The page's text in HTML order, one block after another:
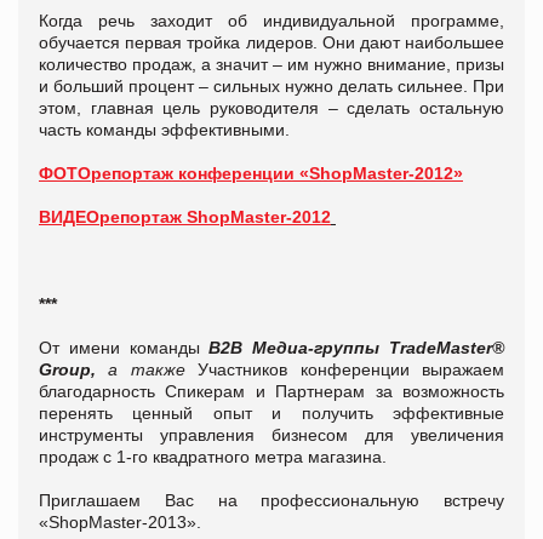
Когда речь заходит об индивидуальной программе,
обучается первая тройка лидеров. Они дают наибольшее
количество продаж, а значит – им нужно внимание, призы
и больший процент – сильных нужно делать сильнее. При
этом, главная цель руководителя – сделать остальную
часть команды эффективными.
ФОТОрепортаж конференции «ShopMaster-2012»
ВИДЕОрепортаж ShopMaster-2012
***
От имени командыВ2В Медиа-группы TradeMaster®
Group, а такжеУчастников конференции выражаем
благодарность Спикерам и Партнерам за возможность
перенять ценный опыт и получить эффективные
инструменты управления бизнесом для увеличения
продаж с 1-го квадратного метра магазина.
Приглашаем Вас на профессиональную встречу
«ShopMaster-2013».